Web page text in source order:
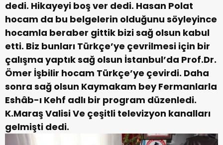
dedi. Hikayeyi boş ver dedi. Hasan Polat
hocam da bu belgelerin olduğunu söyleyince
hocamla beraber gittik bizi sağ olsun kabul
etti. Biz bunları Türkçe’ye çevrilmesi için bir
çalışma yaptık sağ olsun İstanbul’da Prof.Dr.
Ömer İşbilir hocam Türkçe’ye çevirdi. Daha
sonra sağ olsun Kaymakam bey Fermanlarla
Eshâb-ı Kehf adlı bir program düzenledi.
K.Maraş Valisi Ve çeşitli televizyon kanalları
gelmişti dedi.